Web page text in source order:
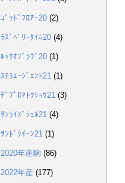
ｺﾞｯﾄﾞﾌﾛｱｰ20 (2)
ﾗｽﾞﾍﾞﾘｰﾀｲﾑ20 (4)
ﾙｯｸｵﾌﾞﾗｳﾞ20 (1)
ｽﾃﾗｴｰｼﾞｪﾝﾄ21 (1)
ﾃﾞﾌﾟﾛﾏﾄｳｼｮｳ21 (3)
ｻﾝﾗｲｽﾞｼｪﾙ21 (4)
ｻﾝﾄﾞｸｲｰﾝ21 (1)
2020年産駒 (86)
2022年産 (177)